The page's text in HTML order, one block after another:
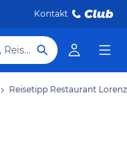
Kontakt
Hotel, Reiseziel
Reisetipp Restaurant Lorenz